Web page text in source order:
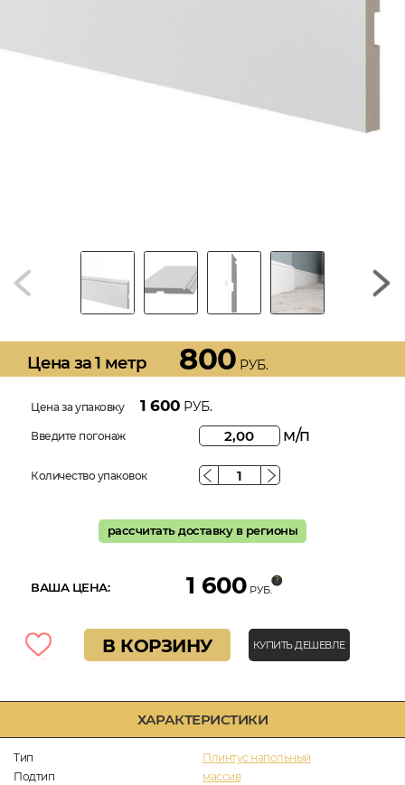
ХАРАКТЕРИСТИКИ
Тип
Плинтус напольный
Подтип
массив
Цена за 1 метр 800 РУБ.
Цена за упаковку 1 600 РУБ.
Введите погонаж м/п
Количество упаковок
рассчитать доставку в регионы
ВАША ЦЕНА: 1 600 РУБ.
В КОРЗИНУ КУПИТЬ ДЕШЕВЛЕ